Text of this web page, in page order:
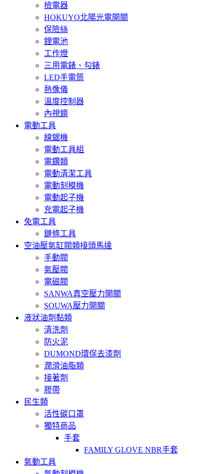
檢電器
HOKUYO北陽光電開關
保險絲
鋰電池
工作燈
三用電錶、勾錶
LED手電筒
熱像儀
溫度控制器
內視鏡
電動工具
線鋸機
電動工具組
電鑽類
電動清潔工具
電動刻模機
電動起子機
充電起子機
免電工具
鏈條工具
空油壓氣缸閥類接頭馬達
手動閥
氣壓閥
電磁閥
SANWA真空壓力開關
SOUWA壓力開關
液狀油劑黏類
清洗劑
防火泥
DUMOND環保去漆劑
潤滑油脂類
接著劑
膠帶
民生類
活性碳口罩
獨特商品
手套
FAMILY GLOVE NBR手套
氣動工具